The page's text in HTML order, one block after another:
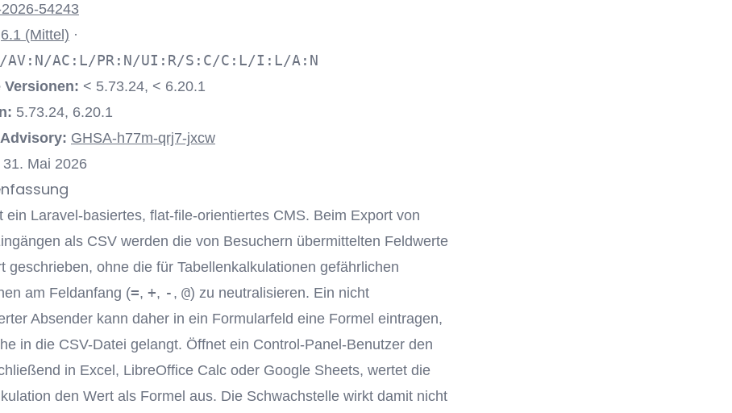
54243
6.1 (Mittel) ·
AV:N/AC:L/PR:N/UI:R/S:C/C:L/I:L/A:N
Versionen: < 5.73.24, < 6.20.1
5.73.24, 6.20.1
GHSA-h77m-qrj7-jxcw
31. Mai 2026
ein Laravel-basiertes, flat-file-orientiertes CMS. Beim Export von
als CSV werden die von Besuchern übermittelten Feldwerte
geschrieben, ohne die für Tabellenkalkulationen gefährlichen
am Feldanfang (=, +, - , @) zu neutralisieren. Ein nicht
Absender kann daher in ein Formularfeld eine Formel eintragen,
in die CSV-Datei gelangt. Öffnet ein Control-Panel-Benutzer den
in Excel, LibreOffice Calc oder Google Sheets, wertet die
den Wert als Formel aus. Die Schwachstelle wirkt damit nicht